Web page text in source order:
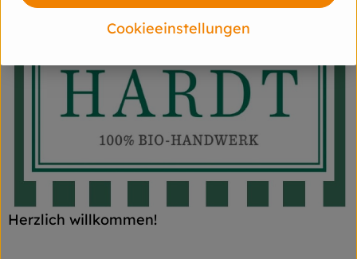
Herzlich willkommen!
Cookieeinstellungen